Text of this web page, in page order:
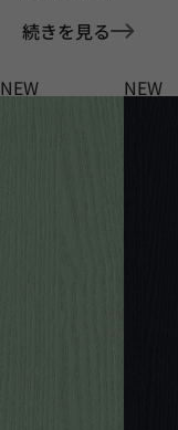
続きを見る
NEW NEW